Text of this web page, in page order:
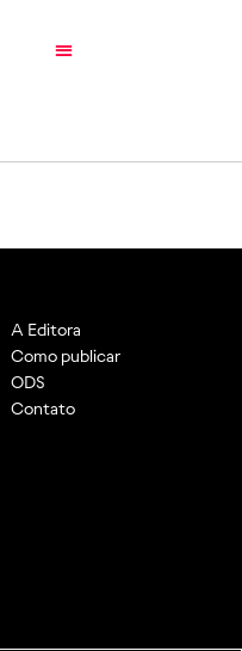
A Editora
Como publicar
ODS
Contato